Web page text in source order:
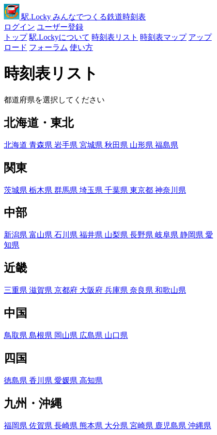
駅.Locky みんなでつくる鉄道時刻表
ログイン ユーザー登録
トップ 駅.Lockyについて 時刻表リスト 時刻表マップ アップ
ロード フォーラム 使い方
時刻表リスト
都道府県を選択してください
北海道・東北
北海道 青森県 岩手県 宮城県 秋田県 山形県 福島県
関東
茨城県 栃木県 群馬県 埼玉県 千葉県 東京都 神奈川県
中部
新潟県 富山県 石川県 福井県 山梨県 長野県 岐阜県 静岡県 愛
知県
近畿
三重県 滋賀県 京都府 大阪府 兵庫県 奈良県 和歌山県
中国
鳥取県 島根県 岡山県 広島県 山口県
四国
徳島県 香川県 愛媛県 高知県
九州・沖縄
福岡県 佐賀県 長崎県 熊本県 大分県 宮崎県 鹿児島県 沖縄県